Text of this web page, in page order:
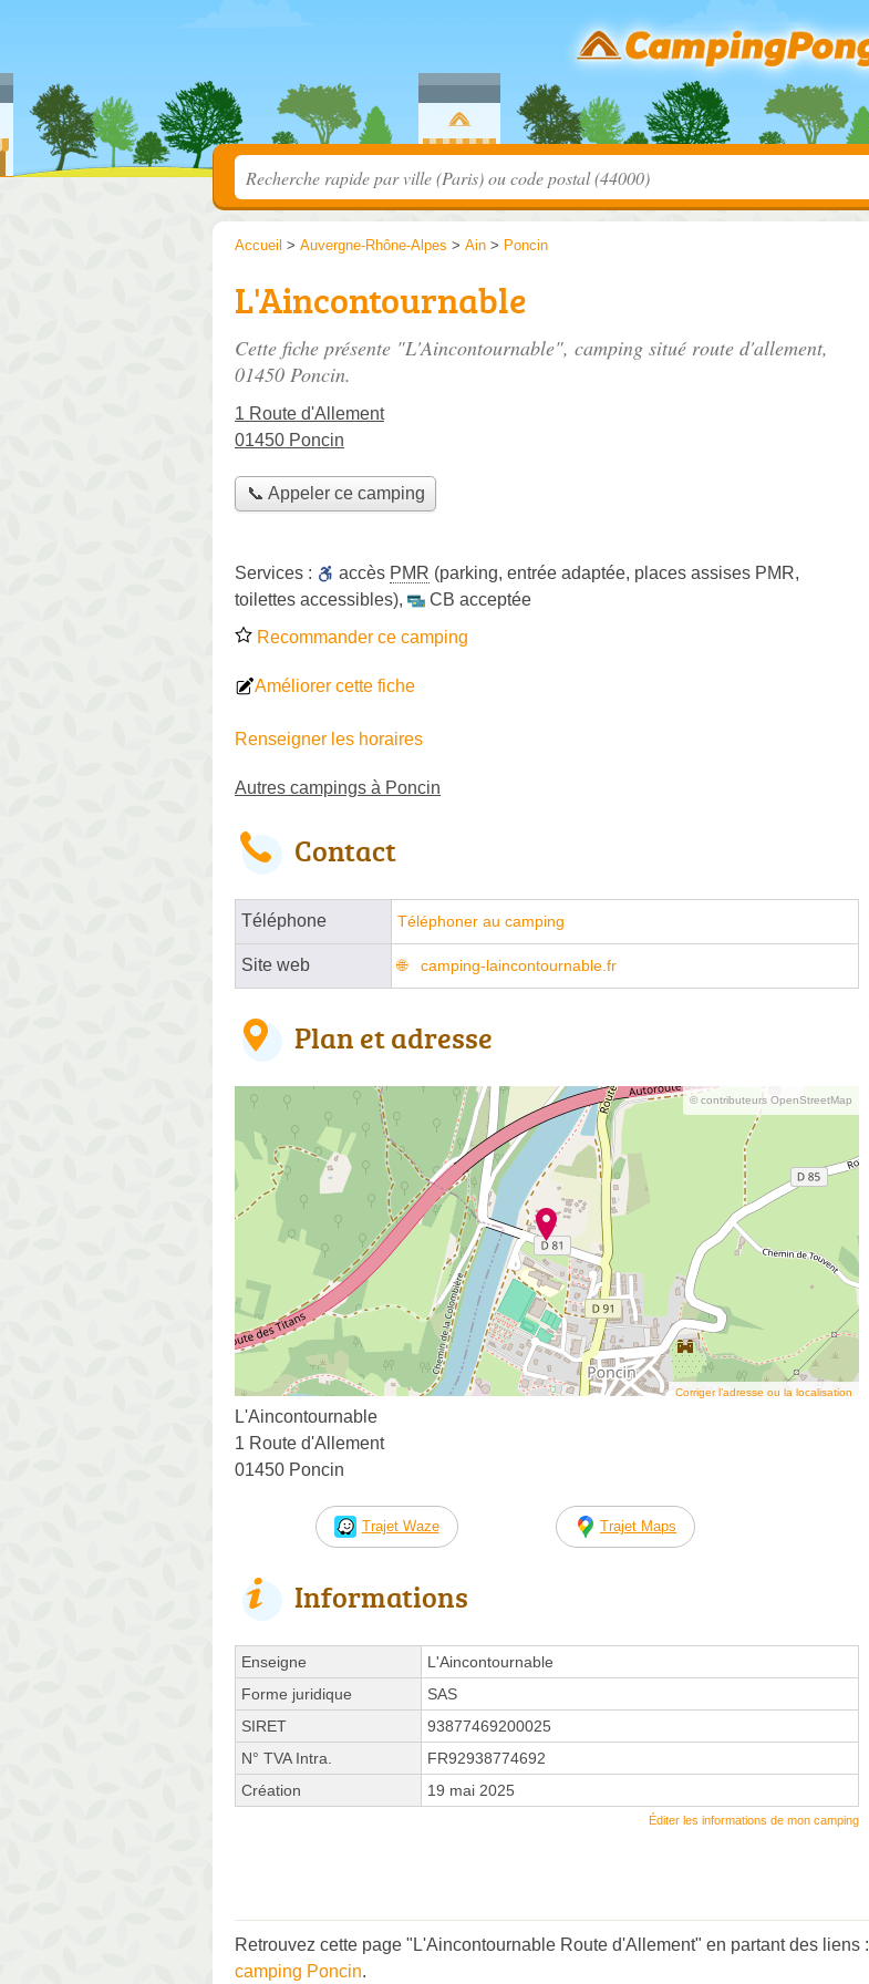
Accueil > Auvergne-Rhône-Alpes > Ain > Poncin
L'Aincontournable
Cette fiche présente "L'Aincontournable", camping situé route d'allement,
01450 Poncin.
1 Route d'Allement
01450 Poncin
📞 Appeler ce camping
Services : accès PMR (parking, entrée adaptée, places assises PMR,
toilettes accessibles),
CB acceptée
Recommander ce camping
Améliorer cette fiche
Renseigner les horaires
Autres campings à Poncin
Contact
Téléphone Téléphoner au camping
Site web camping-laincontournable.fr
Plan et adresse
© contributeurs OpenStreetMap
Corriger l’adresse ou la localisation
L'Aincontournable
1 Route d'Allement
01450 Poncin
Trajet Waze Trajet Maps
Informations
Enseigne
L'Aincontournable
Forme juridique
SAS
SIRET
93877469200025
N° TVA Intra.
FR92938774692
Création
19 mai 2025
Éditer les informations de mon camping
Retrouvez cette page "L'Aincontournable Route d'Allement" en partant des liens :
camping Poncin.